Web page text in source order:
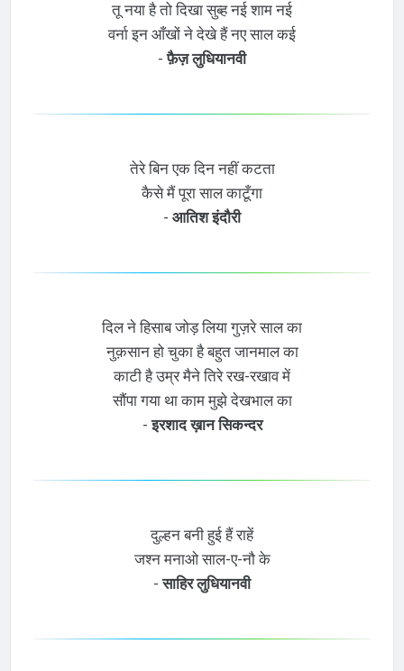
तू नया है तो दिखा सुब्ह नई शाम नई
वर्ना इन आँखों ने देखे हैं नए साल कई
-फ़ैज़ लुधियानवी
तेरे बिन एक दिन नहीं कटता
कैसे मैं पूरा साल काटूँगा
- आतिश इंदौरी
दिल ने हिसाब जोड़ लिया गुज़रे साल का
नुक़सान हो चुका है बहुत जानमाल का
काटी है उम्र मैने तिरे रख-रखाव में
सौंपा गया था काम मुझे देखभाल का
-इरशाद ख़ान सिकन्दर
दुल्हन बनी हुई हैं राहें
जश्न मनाओ साल-ए-नौ के
-साहिर लुधियानवी